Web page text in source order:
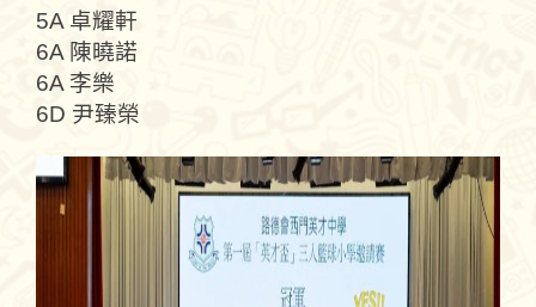
5A 卓耀軒
6A 陳曉諾
6A 李樂
6D 尹臻榮